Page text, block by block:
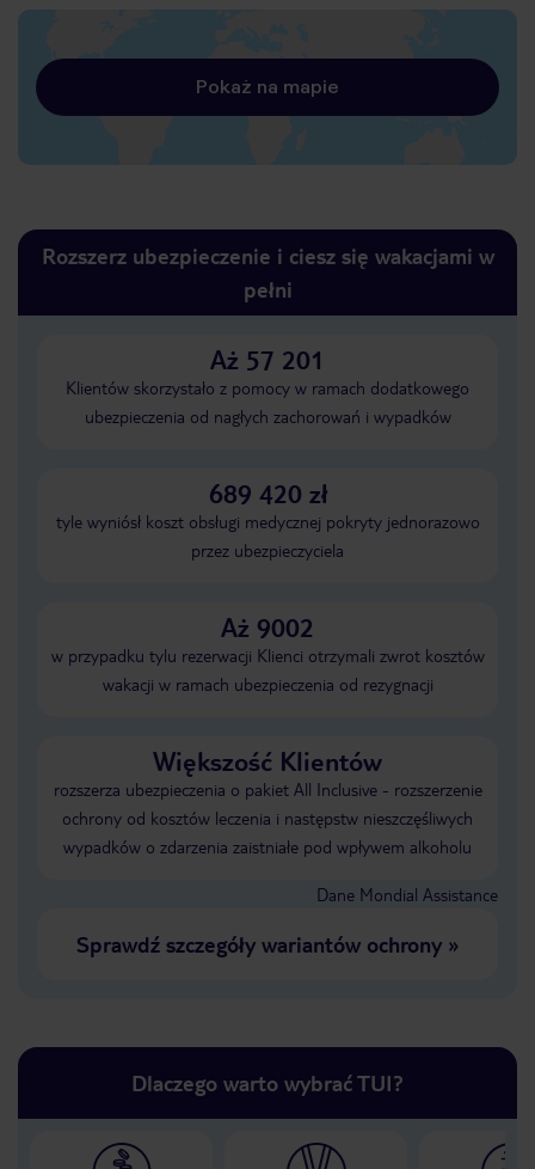
Pokaż na mapie
Rozszerz ubezpieczenie i ciesz się wakacjami w
pełni
Aż 57 201
Klientów skorzystało z pomocy w ramach dodatkowego
ubezpieczenia od nagłych zachorowań i wypadków
689 420 zł
tyle wyniósł koszt obsługi medycznej pokryty jednorazowo
przez ubezpieczyciela
Aż 9002
w przypadku tylu rezerwacji Klienci otrzymali zwrot kosztów
wakacji w ramach ubezpieczenia od rezygnacji
Większość Klientów
rozszerza ubezpieczenia o pakiet All Inclusive - rozszerzenie
ochrony od kosztów leczenia i następstw nieszczęśliwych
wypadków o zdarzenia zaistniałe pod wpływem alkoholu
Dane Mondial Assistance
Sprawdź szczegóły wariantów ochrony»
Dlaczego warto wybrać TUI?